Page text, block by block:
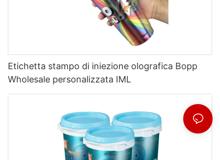
Etichetta stampo di iniezione olografica Bopp
Wholesale personalizzata IML